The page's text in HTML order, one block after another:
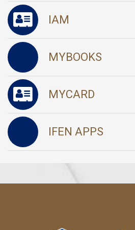
IAM
MYBOOKS
MYCARD
IFEN APPS